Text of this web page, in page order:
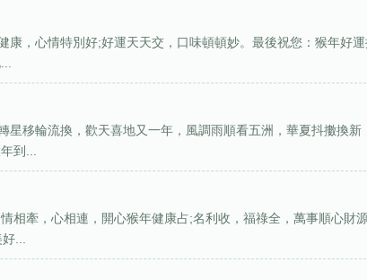
，心情特別好;好運天天交，口味頓頓妙。最後祝您：猴年好
移輪流換，歡天喜地又一年，風調雨順看五洲，華夏抖擻換新
到...
相牽，心相連，開心猴年健康占;名利收，福祿全，萬事順心財
...